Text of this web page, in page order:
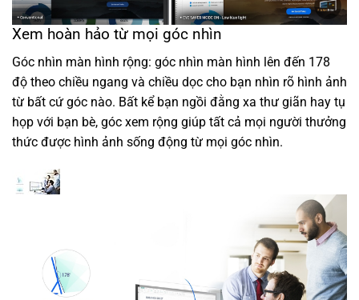
Xem hoàn hảo từ mọi góc nhìn
Góc nhìn màn hình rộng: góc nhìn màn hình lên đến 178
độ theo chiều ngang và chiều dọc cho bạn nhìn rõ hình ảnh
từ bất cứ góc nào. Bất kể bạn ngồi đằng xa thư giãn hay tụ
họp với bạn bè, góc xem rộng giúp tất cả mọi người thưởng
thức được hình ảnh sống động từ mọi góc nhìn.